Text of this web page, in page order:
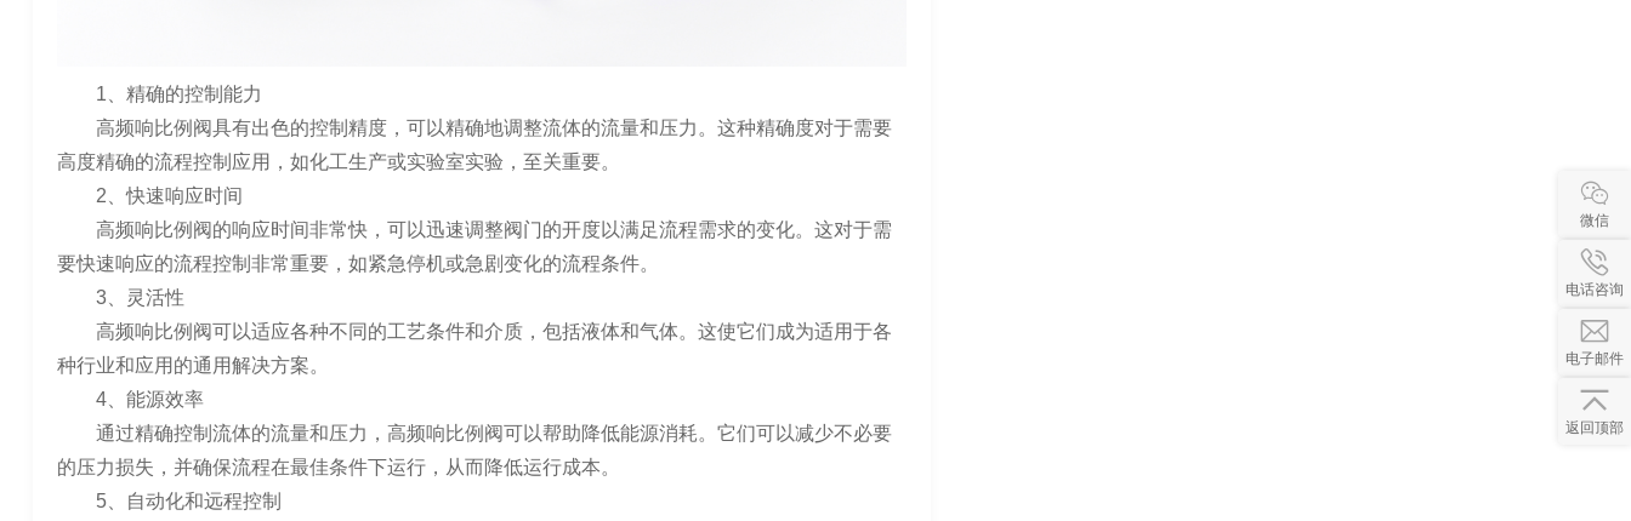
1、精确的控制能力
高频响比例阀具有出色的控制精度，可以精确地调整流体的流量和压力。这种精确度对于需要
高度精确的流程控制应用，如化工生产或实验室实验，至关重要。
2、快速响应时间
高频响比例阀的响应时间非常快，可以迅速调整阀门的开度以满足流程需求的变化。这对于需
要快速响应的流程控制非常重要，如紧急停机或急剧变化的流程条件。
3、灵活性
高频响比例阀可以适应各种不同的工艺条件和介质，包括液体和气体。这使它们成为适用于各
种行业和应用的通用解决方案。
4、能源效率
通过精确控制流体的流量和压力，高频响比例阀可以帮助降低能源消耗。它们可以减少不必要
的压力损失，并确保流程在最佳条件下运行，从而降低运行成本。
5、自动化和远程控制
微信
电话咨询
电子邮件
返回顶部